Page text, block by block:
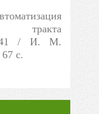
тракта
41 / И. М.
с.